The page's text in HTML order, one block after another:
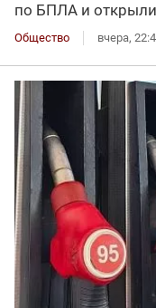
по БПЛА и
Общество вчера,